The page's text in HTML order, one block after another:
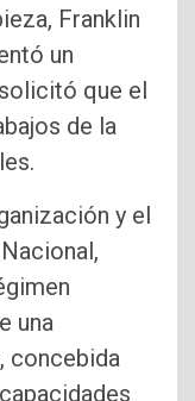
Franklin
un
que el
de la
y el
una
concebida